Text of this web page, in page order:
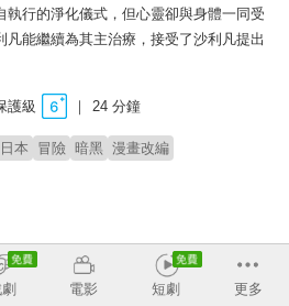
執行的淨化儀式，但心靈卻與身體一同受
能繼續為其主治療，接受了沙利凡提出
護級 24 分鐘
日本 冒險 暗黑 漫畫改編
理恵 小林親弘 寺島拓篤
電影 短劇 更多